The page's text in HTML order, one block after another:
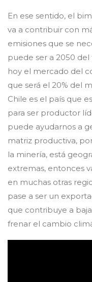
En ese sentido, el
va a contribuir con
emisiones que se
puede ser a 2050
hoy el mercado del
que será el 20% del
Chile es el país que
para ser productor
puede ayudarnos a
matriz productiva,
la minería, está
extremas, entonces
en muchas otras
pase a ser un
que contribuye a
frenar el cambio